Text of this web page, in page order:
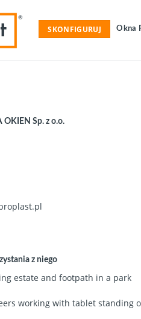
SKONFIGURUJ Okna
OKIEN Sp. z o.o.
z niego
estate and footpath in a park
working with tablet